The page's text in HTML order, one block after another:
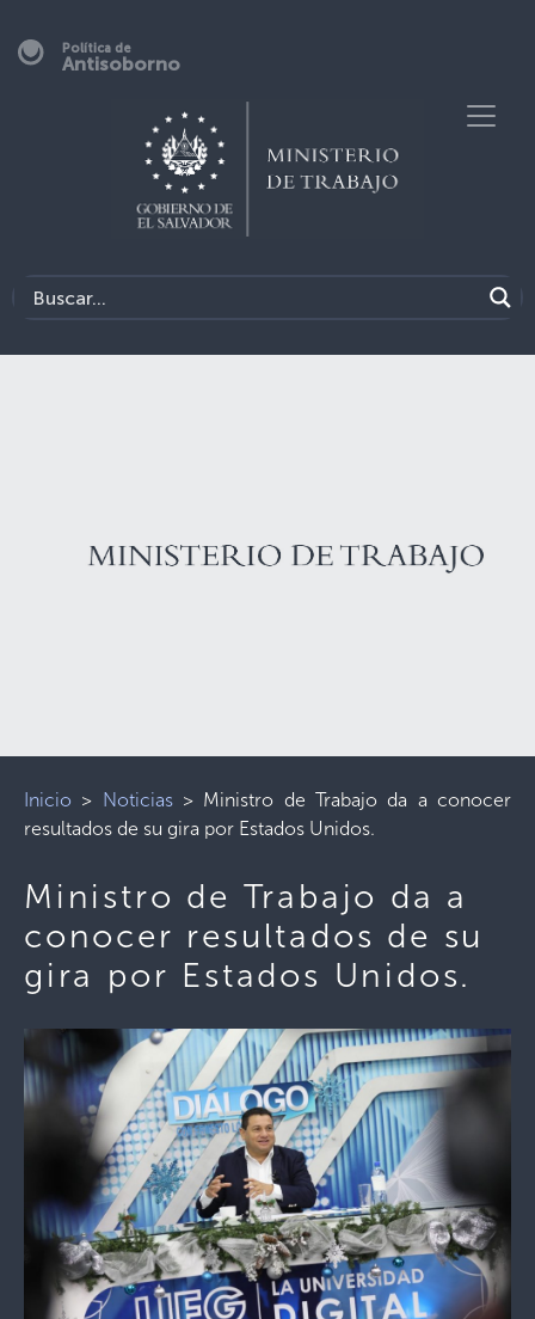
Política de
Antisoborno
Inicio > Noticias> Ministro de Trabajo da a conocer
resultados de su gira por Estados Unidos.
Ministro de Trabajo da a
conocer resultados de su
gira por Estados Unidos.